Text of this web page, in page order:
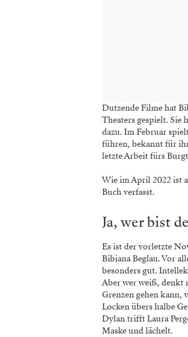
Dutzende Filme hat
Theaters gespielt. Sie
dazu. Im Februar
führen, bekannt für
letzte Arbeit fürs
Wie im April 2022 ist
Buch verfasst.
Ja, wer bist
Es ist der vorletzte
Bibiana Beglau. Vor
besonders gut.
Aber wer weiß, denkt
Grenzen gehen kann,
Locken übers halbe
Dylan trifft Laura
Maske und lächelt.